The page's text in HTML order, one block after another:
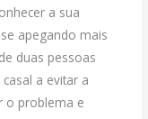
a sua
apegando mais
duas pessoas
a evitar a
o problema e